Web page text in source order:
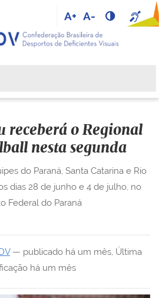
A+ A-
receberá o Regional
nesta segunda
— publicado há um mês, Última
há um mês
do Paraná, Santa Catarina e Rio
dias 28 de junho e 4 de julho, no
Federal do Paraná